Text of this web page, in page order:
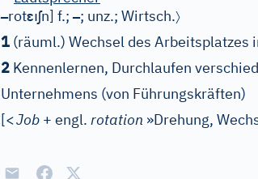
–rotɛıʃn] f.;–; unz.; Wirtsch.〉
1 (räuml.) Wechsel des Arbeitsplatzes
2 Kennenlernen, Durchlaufen
Unternehmens (von Führungskräften)
[<Job + engl. rotation »Drehung,